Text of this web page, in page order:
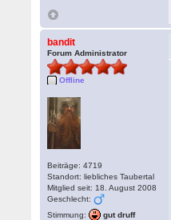
bandit
Forum Administrator
Offline
Beiträge: 4719
Standort: liebliches Taubertal
Mitglied seit: 18. August 2008
Geschlecht:
Stimmung:
gut druff